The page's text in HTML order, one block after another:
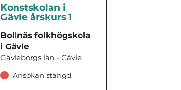
Konstskolan i
Gävle årskurs 1
Bollnäs folkhögskola
i Gävle
Gävleborgs län - Gävle
Ansökan stängd